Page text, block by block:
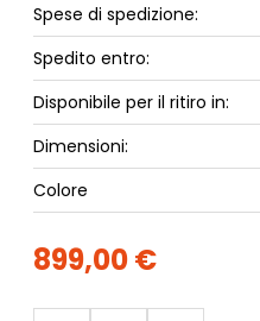
Spese di spedizione:
Spedito entro:
Disponibile per il ritiro in:
Dimensioni:
Colore
899,00 €